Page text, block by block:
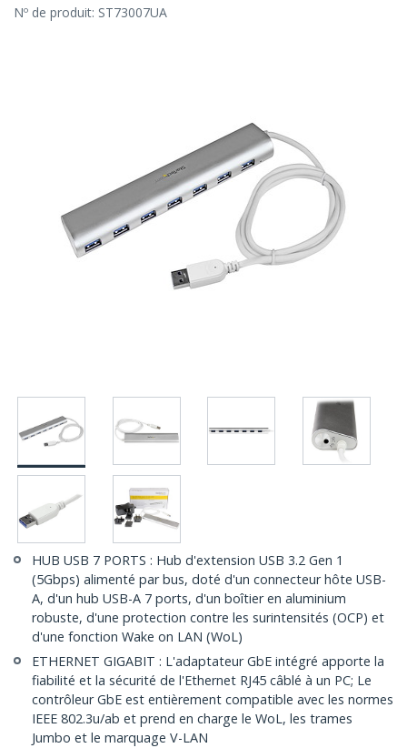
Nº de produit: ST73007UA
HUB USB 7 PORTS : Hub d'extension USB 3.2 Gen 1
(5Gbps) alimenté par bus, doté d'un connecteur hôte USB-
A, d'un hub USB-A 7 ports, d'un boîtier en aluminium
robuste, d'une protection contre les surintensités (OCP) et
d'une fonction Wake on LAN (WoL)
ETHERNET GIGABIT : L'adaptateur GbE intégré apporte la
fiabilité et la sécurité de l'Ethernet RJ45 câblé à un PC; Le
contrôleur GbE est entièrement compatible avec les normes
IEEE 802.3u/ab et prend en charge le WoL, les trames
Jumbo et le marquage V-LAN